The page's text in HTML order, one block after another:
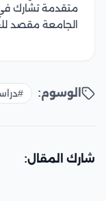
متقدمة تشارك
الجامعة مقصد
الوسوم:
شارك المقال: